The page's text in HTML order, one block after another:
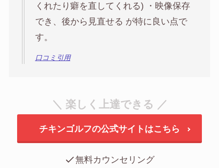
くれたり癖を直してくれる) ・映像保存
でき、後から見直せる が特に良い点で
す。
口コミ引用
＼ 楽しく上達できる ／
チキンゴルフの公式サイトはこちら
無料カウンセリング